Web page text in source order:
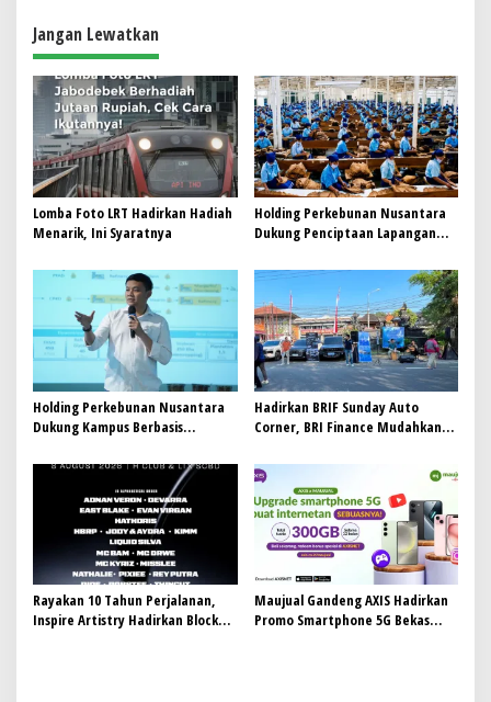
a
s
i
p
o
s
Jangan Lewatkan
Lomba Foto LRT Hadirkan Hadiah
Menarik, Ini Syaratnya
Holding Perkebunan Nusantara
Dukung Penciptaan Lapangan
Pekerja di Pabrik Tembakau
Holding Perkebunan Nusantara
Dukung Kampus Berbasis
Jadi Mahasiswa Angkatan
Pertama Magister ITSI
Hadirkan BRIF Sunday Auto
Corner, BRI Finance Mudahkan
Impian
Rayakan 10 Tahun Perjalanan,
Inspire Artistry Hadirkan Block
Maujual Gandeng AXIS Hadirkan
Promo Smartphone 5G Bekas